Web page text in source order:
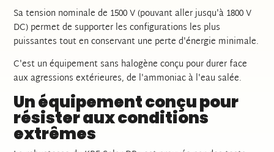
Sa tension nominale de 1500 V (pouvant aller jusqu'à 1800 V
DC) permet de supporter les configurations les plus
puissantes tout en conservant une perte d'énergie minimale.
C'est un équipement sans halogène conçu pour durer face
aux agressions extérieures, de l'ammoniac à l'eau salée.
Un équipement conçu pour
résister aux conditions
extrêmes